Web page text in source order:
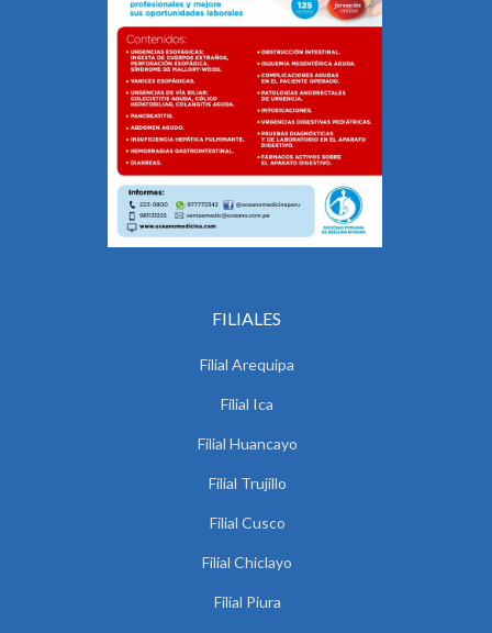
FILIALES
Filial Arequipa
Filial Ica
Filial Huancayo
Filial Trujillo
Filial Cusco
Filial Chiclayo
Filial Piura